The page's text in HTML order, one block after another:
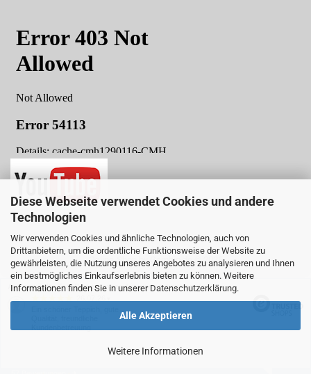
Diese Webseite verwendet Cookies und andere
Technologien
Wir verwenden Cookies und ähnliche Technologien, auch von
Drittanbietern, um die ordentliche Funktionsweise der Website zu
gewährleisten, die Nutzung unseres Angebotes zu analysieren und Ihnen
ein bestmögliches Einkaufserlebnis bieten zu können. Weitere
Informationen finden Sie in unserer Datenschutzerklärung.
Alle Akzeptieren
Weitere Informationen
Online-Shopby Gambio.de © 2025
Ausgewählte Top-Bewertungen für www.teboshop.de